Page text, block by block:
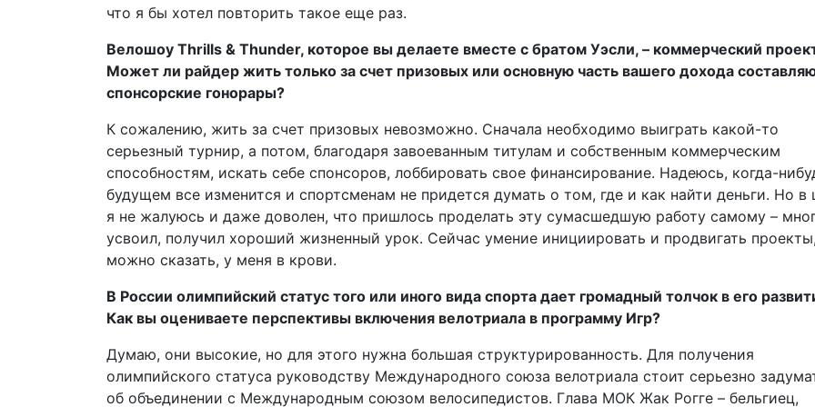
что я бы хотел повторить такое еще раз.
Велошоу Thrills & Thunder, которое вы делаете вместе с братом Уэсли, – коммерческий
Может ли райдер жить только за счет призовых или основную часть вашего дохода
спонсорские гонорары?
К сожалению, жить за счет призовых невозможно. Сначала необходимо выиграть какой-то
серьезный турнир, а потом, благодаря завоеванным титулам и собственным коммерческим
способностям, искать себе спонсоров, лоббировать свое финансирование. Надеюсь, когда-
будущем все изменится и спортсменам не придется думать о том, где и как найти деньги. Но в
я не жалуюсь и даже доволен, что пришлось проделать эту сумасшедшую работу самому –
усвоил, получил хороший жизненный урок. Сейчас умение инициировать и продвигать проекты,
можно сказать, у меня в крови.
В России олимпийский статус того или иного вида спорта дает громадный толчок в его
Как вы оцениваете перспективы включения велотриала в программу Игр?
Думаю, они высокие, но для этого нужна большая структурированность. Для получения
олимпийского статуса руководству Международного союза велотриала стоит серьезно
об объединении с Международным союзом велосипедистов. Глава МОК Жак Рогге – бельгиец,